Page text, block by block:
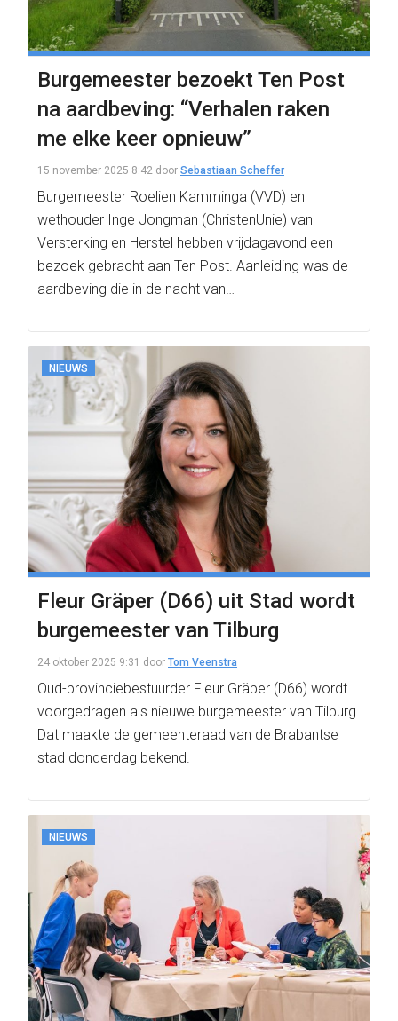
Burgemeester bezoekt Ten Post
na aardbeving: “Verhalen raken
me elke keer opnieuw”
15 november 2025 8:42 door Sebastiaan Scheffer
Burgemeester Roelien Kamminga (VVD) en
wethouder Inge Jongman (ChristenUnie) van
Versterking en Herstel hebben vrijdagavond een
bezoek gebracht aan Ten Post. Aanleiding was de
aardbeving die in de nacht van…
NIEUWS
Fleur Gräper (D66) uit Stad wordt
burgemeester van Tilburg
24 oktober 2025 9:31 door Tom Veenstra
Oud-provinciebestuurder Fleur Gräper (D66) wordt
voorgedragen als nieuwe burgemeester van Tilburg.
Dat maakte de gemeenteraad van de Brabantse
stad donderdag bekend.
NIEUWS